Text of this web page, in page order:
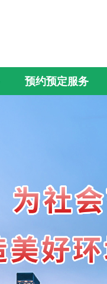
预约预定服务